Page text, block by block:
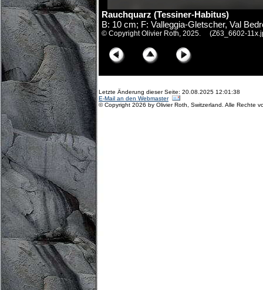
Rauchquarz (Tessiner-Habitus)
B: 10 cm; F: Valleggia-Gletscher, Val
© Copyright Olivier Roth, 2025. (Z63_6602-
Letzte Änderung dieser Seite: 20.08.2025 12:01:38
E-Mail an den Webmaster
© Copyright 2026 by Olivier Roth, Switzerland. Alle Rechte